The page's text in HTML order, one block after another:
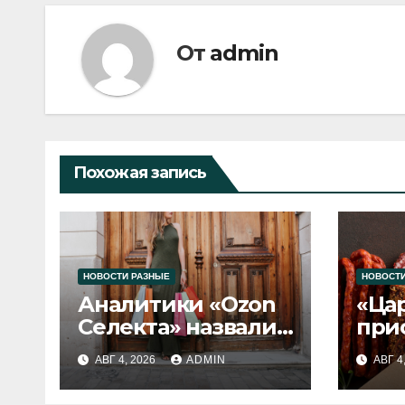
От admin
Похожая запись
НОВОСТИ РАЗНЫЕ
Аналитики «Ozon
Селекта» назвали
fashion-тренды
2026 года
АВГ 4, 2026 ADMIN АВГ